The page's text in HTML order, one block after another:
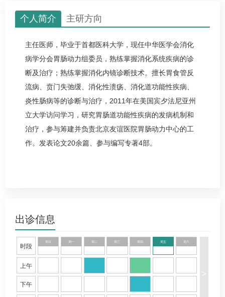
个人简介 主研方向
主任医师，毕业于首都医科大学，现任中华医学会消化
病学分会胃肠动力组委员，熟练掌握消化系统疾病的诊
断及治疗；熟练掌握消化内镜诊断技术。擅长胃食管反
流病、贲门失弛缓、 消化性溃疡 、消化道功能性疾病、
炎性肠病等的诊断与治疗，2011年在美国宾夕法尼亚州
立大学访问学习，研究胃肠道功能性疾病的发病机制和
治疗，参与筹建并负责北京友谊医院胃肠动力中心的工
作。发表论文20余篇、参与编写专著4部。
出诊信息
时段
上午
下午
周日 周一 周三 周四 周五 周六
>